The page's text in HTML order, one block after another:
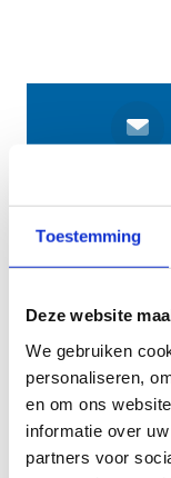
Toestemming
Deze website
We gebruiken
personaliseren,
en om ons
informatie over
partners voor
Geef aan tot